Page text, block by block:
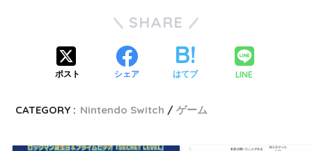
SHARE
ポスト シェア はてブ LINE
CATEGORY : Nintendo Switch ゲーム